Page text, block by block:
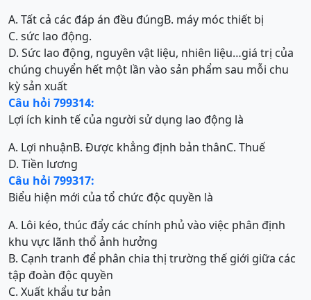
A. Tất cả các đáp án đều đúngB. máy móc thiết bị
C. sức lao động.
D. Sức lao động, nguyên vật liệu, nhiên liệu…giá trị của
chúng chuyển hết một lần vào sản phẩm sau mỗi chu
kỳ sản xuất
Câu hỏi 799314:
Lợi ích kinh tế của người sử dụng lao động là
A. Lợi nhuậnB. Được khẳng định bản thânC. Thuế
D. Tiền lương
Câu hỏi 799317:
Biểu hiện mới của tổ chức độc quyền là
A. Lôi kéo, thúc đẩy các chính phủ vào việc phân định
khu vực lãnh thổ ảnh hưởng
B. Cạnh tranh để phân chia thị trường thế giới giữa các
tập đoàn độc quyền
C. Xuất khẩu tư bản